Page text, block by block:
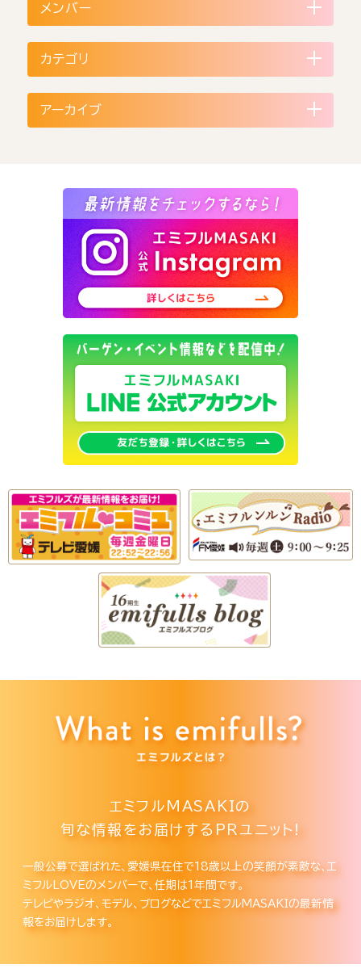
メンバー
カテゴリ
アーカイブ
エミフルMASAKIの
旬な情報をお届けするPRユニット!
一般公募で選ばれた、愛媛県在住で18歳以上の笑顔が素敵な、エ
ミフルLOVEのメンバーで、任期は1年間です。
テレビやラジオ、モデル、ブログなどでエミフルMASAKIの最新情
報をお届けします。